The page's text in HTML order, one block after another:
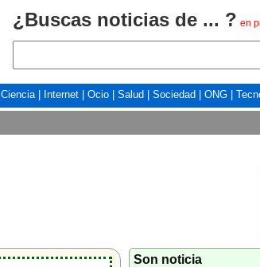
¿Buscas noticias de ... ? en
Ciencia| Internet Ocio Salud Sociedad ONG
Son noticia